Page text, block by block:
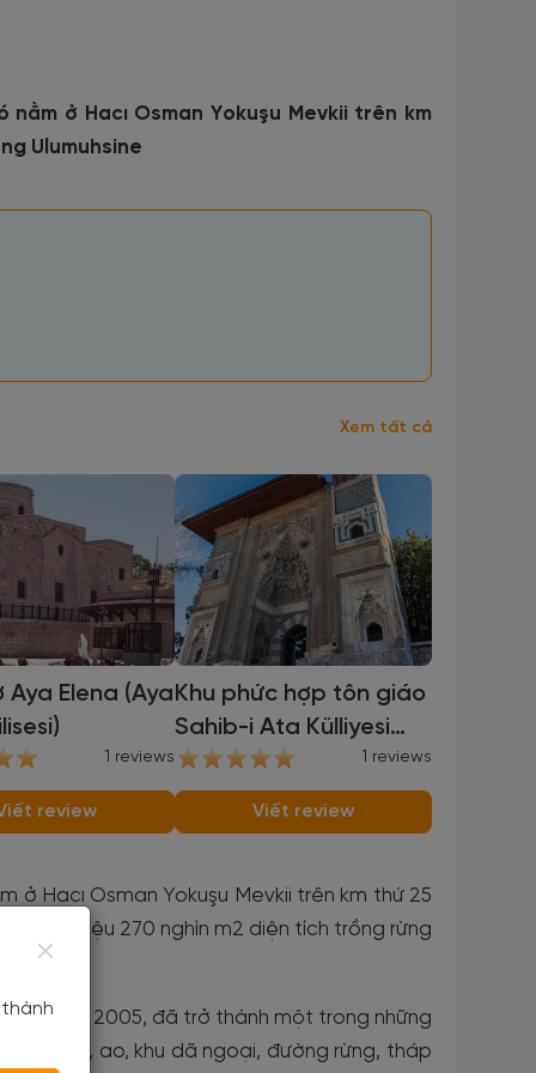
ở Hacı Osman Yokuşu Mevkii trên km
Ulumuhsine
Xem tất cả
Aya Elena (Aya
1 reviews
review
Khu phức hợp tôn giáo
Sahib-i Ata Külliyesi
(Sahib-i Ata Külliyesi)
1 reviews
Viết review
Hacı Osman Yokuşu Mevkii trên km thứ 25
5 triệu 270 nghìn m2 diện tích trồng rừng
năm 2005, đã trở thành một trong những
xã hội, ao, khu dã ngoại, đường rừng, tháp